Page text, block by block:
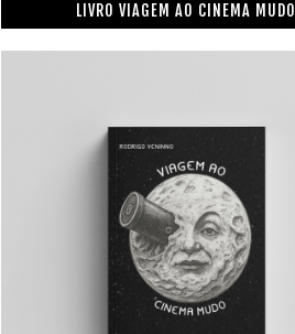
LIVRO VIAGEM AO CINEMA MUDO